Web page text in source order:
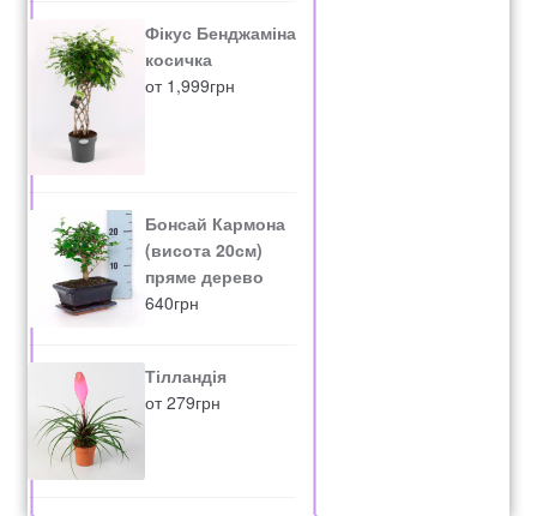
Фікус Бенджаміна
косичка
от 1,999грн
Бонсай Кармона
(висота 20см)
пряме дерево
640грн
Тілландія
от279грн